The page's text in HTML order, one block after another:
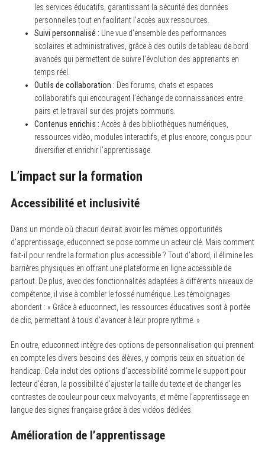
les services éducatifs, garantissant la sécurité des données
personnelles tout en facilitant l’accès aux ressources.
Suivi personnalisé : Une vue d’ensemble des performances
scolaires et administratives, grâce à des outils de tableau de bord
avancés qui permettent de suivre l’évolution des apprenants en
temps réel.
Outils de collaboration : Des forums, chats et espaces
collaboratifs qui encouragent l’échange de connaissances entre
pairs et le travail sur des projets communs.
Contenus enrichis : Accès à des bibliothèques numériques,
ressources vidéo, modules interactifs, et plus encore, conçus pour
diversifier et enrichir l’apprentissage.
L’impact sur la formation
Accessibilité et inclusivité
Dans un monde où chacun devrait avoir les mêmes opportunités
d’apprentissage, educonnect se pose comme un acteur clé. Mais comment
fait-il pour rendre la formation plus accessible ? Tout d’abord, il élimine les
barrières physiques en offrant une plateforme en ligne accessible de
partout. De plus, avec des fonctionnalités adaptées à différents niveaux de
compétence, il vise à combler le fossé numérique. Les témoignages
abondent : « Grâce à educonnect, les ressources éducatives sont à portée
de clic, permettant à tous d’avancer à leur propre rythme. »
En outre, educonnect intègre des options de personnalisation qui prennent
en compte les divers besoins des élèves, y compris ceux en situation de
handicap. Cela inclut des options d’accessibilité comme le support pour
lecteur d’écran, la possibilité d’ajuster la taille du texte et de changer les
contrastes de couleur pour ceux malvoyants, et même l’apprentissage en
langue des signes française grâce à des vidéos dédiées.
Amélioration de l’apprentissage